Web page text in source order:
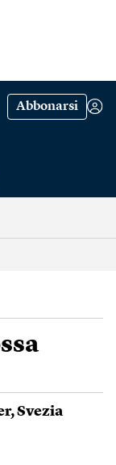
Abbonarsi
,Svezia